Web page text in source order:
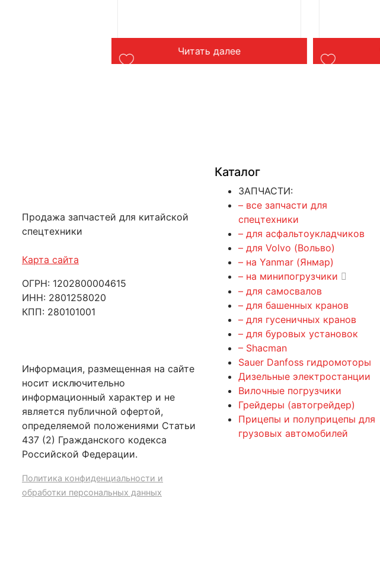
Читать далее
Продажа запчастей для китайской
спецтехники
Карта сайта
ОГРН: 1202800004615
ИНН: 2801258020
КПП: 280101001
Информация, размещенная на сайте
носит исключительно
информационный характер и не
является публичной офертой,
определяемой положениями Статьи
437 (2) Гражданского кодекса
Российской Федерации.
Политика конфиденциальности и
обработки персональных данных
Каталог
ЗАПЧАСТИ:
– все запчасти для
спецтехники
– для асфальтоукладчиков
– для Volvo (Вольво)
– на Yanmar (Янмар)
– на минипогрузчики
– для самосвалов
– для башенных кранов
– для гусеничных кранов
– для буровых установок
– Shacman
Sauer Danfoss гидромоторы
Дизельные электростанции
Вилочные погрузчики
Грейдеры (автогрейдер)
Прицепы и полуприцепы для
грузовых автомобилей